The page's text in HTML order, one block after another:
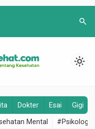
search
light_mode
Dokter Esai Gigi
Mental #Psikologi